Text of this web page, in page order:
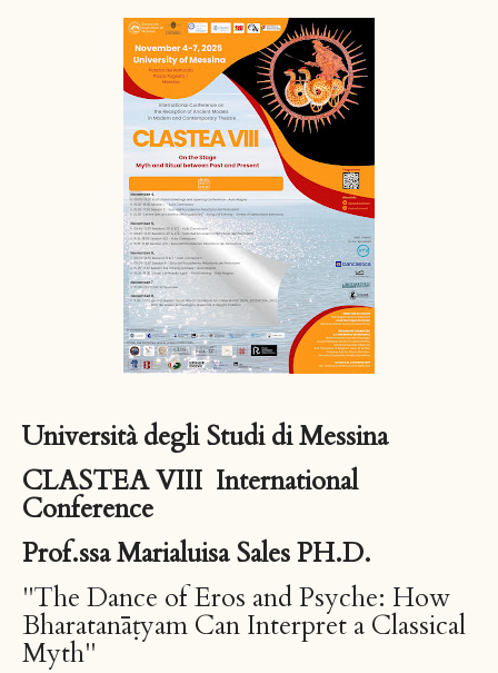
Università degli Studi di Messina
CLASTEA VIII International
Conference
Prof.ssa Marialuisa Sales PH.D.
"The Dance of Eros and Psyche: How
Bharatanāṭyam Can Interpret a Classical
Myth"